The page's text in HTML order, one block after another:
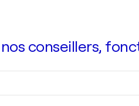
conseillers,